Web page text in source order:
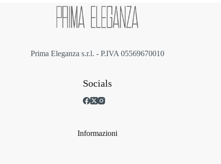
Prima Eleganza s.r.l. - P.IVA 05569670010
Socials
Informazioni